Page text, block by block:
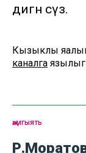
дигән сүз.
Кызыклы
каналга
җәмгыять